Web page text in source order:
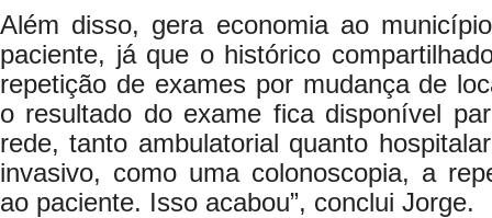
Além disso, gera economia ao
paciente, já que o histórico
repetição de exames por mudança de
o resultado do exame fica disponível
rede, tanto ambulatorial quanto
invasivo, como uma colonoscopia, a
ao paciente. Isso acabou”, conclui Jorge.